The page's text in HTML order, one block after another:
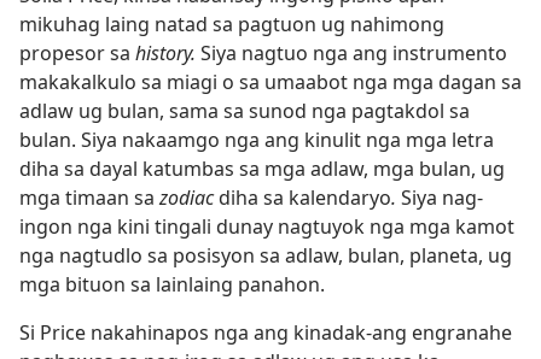
mikuhag laing natad sa pagtuon ug nahimong
propesor sa history. Siya nagtuo nga ang instrumento
makakalkulo sa miagi o sa umaabot nga mga dagan sa
adlaw ug bulan, sama sa sunod nga pagtakdol sa
bulan. Siya nakaamgo nga ang kinulit nga mga letra
diha sa dayal katumbas sa mga adlaw, mga bulan, ug
mga timaan sazodiacdiha sa kalendaryo. Siya nag-
ingon nga kini tingali dunay nagtuyok nga mga kamot
nga nagtudlo sa posisyon sa adlaw, bulan, planeta, ug
mga bituon sa lainlaing panahon.
Si Price nakahinapos nga ang kinadak-ang engranahe